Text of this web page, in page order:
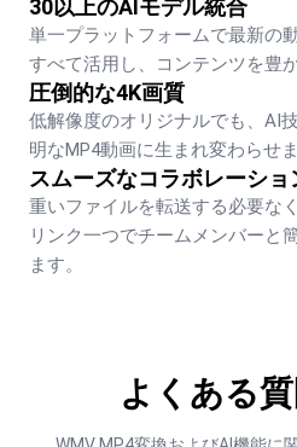
30以上のAIモデル統合
単一プラットフォームで最新の
すべて活用し、コンテンツを豊
圧倒的な4K画質
低解像度のオリジナルでも、AI
明なMP4動画に生まれ変わらせま
スムーズなコラボレーショ
重いファイルを転送する必要な
リンク一つでチームメンバーと
ます。
よくある